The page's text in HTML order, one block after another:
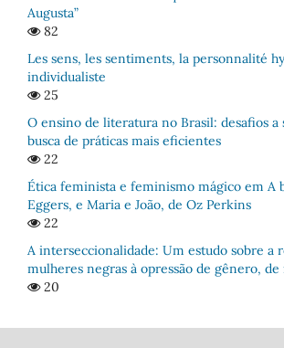
Augusta”
82
Les sens, les sentiments, la personnalité
individualiste
25
O ensino de literatura no Brasil: desafios a
busca de práticas mais eficientes
22
Ética feminista e feminismo mágico em A
Eggers, e Maria e João, de Oz Perkins
22
A interseccionalidade: Um estudo sobre a
mulheres negras à opressão de gênero, de
20